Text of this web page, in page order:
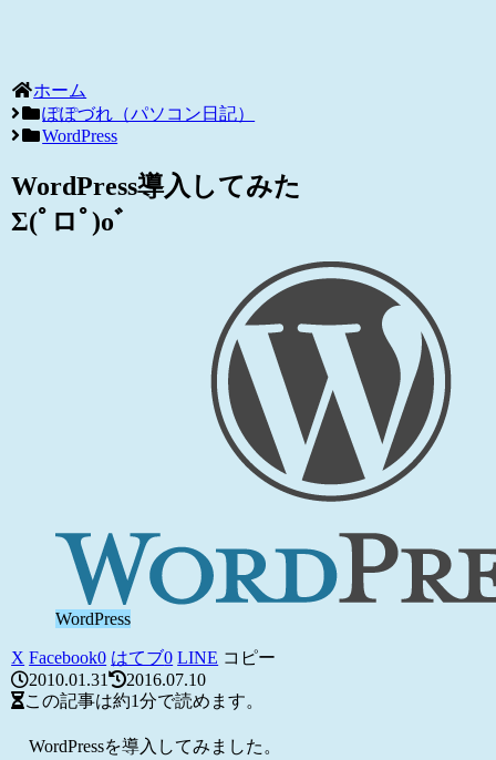
ホーム
ぽぽづれ（パソコン日記）
WordPress
WordPress導入してみた
Σ(ﾟロﾟ)oﾞ
WordPress
X Facebook0 はてブ0 LINE コピー
2010.01.31
2016.07.10
この記事は約1分で読めます。
WordPressを導入してみました。